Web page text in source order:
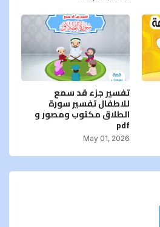
تفسير جزء قد سمع
للاطفال تفسير سورة
الطلاق مكتوب ومصور و
pdf
May 01, 2026